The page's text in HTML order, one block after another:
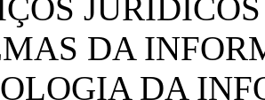
DA
DA